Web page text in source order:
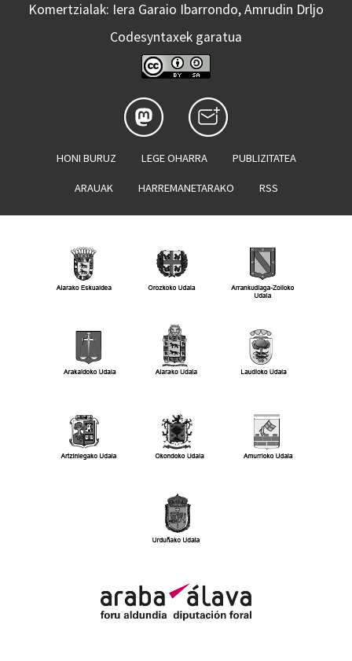
Komertzialak: Iera Garaio Ibarrondo, Amrudin Drljo
Codesyntaxek garatua
HONI BURUZ LEGE OHARRA PUBLIZITATEA
ARAUAK HARREMANETARAKO RSS